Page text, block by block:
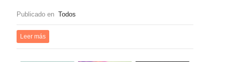
Publicado en Todos
Leer más